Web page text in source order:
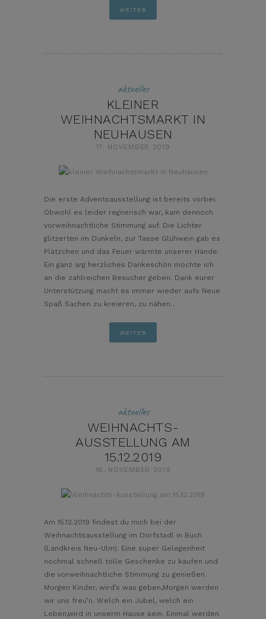
WEITER
aktuelles
KLEINER
WEIHNACHTSMARKT IN
NEUHAUSEN
17. NOVEMBER 2019
Die erste Adventsausstellung ist bereits vorbei.
Obwohl es leider regnerisch war, kam dennoch
vorweihnachtliche Stimmung auf. Die Lichter
glitzerten im Dunkeln, zur Tasse Glühwein gab es
Plätzchen und das Feuer wärmte unserer Hände.
Ein ganz arg herzliches Dankeschön möchte ich
an die zahlreichen Besucher geben. Dank eurer
Unterstützung macht es immer wieder aufs Neue
Spaß Sachen zu kreieren, zu nähen…
WEITER
aktuelles
WEIHNACHTS-
AUSSTELLUNG AM
15.12.2019
16. NOVEMBER 2019
Am 15.12.2019 findest du mich bei der
Weihnachtsausstellung im Dorfstadl in Buch
(Landkreis Neu-Ulm). Eine super Gelegenheit
nochmal schnell tolle Geschenke zu kaufen und
die vorweihnachtliche Stimmung zu genießen.
Morgen Kinder, wird’s was geben,Morgen werden
wir uns freu’n. Welch ein Jubel, welch ein
Leben,wird in unserm Hause sein. Einmal werden